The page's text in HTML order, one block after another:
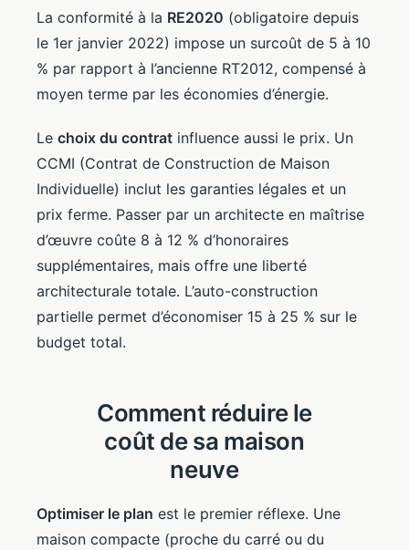
La conformité à la RE2020 (obligatoire depuis
le 1er janvier 2022) impose un surcoût de 5 à 10
% par rapport à l’ancienne RT2012, compensé à
moyen terme par les économies d’énergie.
Le choix du contrat influence aussi le prix. Un
CCMI (Contrat de Construction de Maison
Individuelle) inclut les garanties légales et un
prix ferme. Passer par un architecte en maîtrise
d’œuvre coûte 8 à 12 % d’honoraires
supplémentaires, mais offre une liberté
architecturale totale. L’auto-construction
partielle permet d’économiser 15 à 25 % sur le
budget total.
Comment réduire le
coût de sa maison
neuve
Optimiser le plan est le premier réflexe. Une
maison compacte (proche du carré ou du